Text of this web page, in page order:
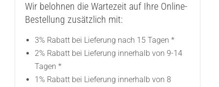
Wir belohnen die Wartezeit auf Ihre Online-
Bestellung zusätzlich mit:
3% Rabatt bei Lieferung nach 15 Tagen *
2% Rabatt bei Lieferung innerhalb von 9-14
Tagen *
1% Rabatt bei Lieferung innerhalb von 8